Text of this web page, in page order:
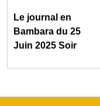
Le journal en
Bambara du 25
Juin 2025 Soir